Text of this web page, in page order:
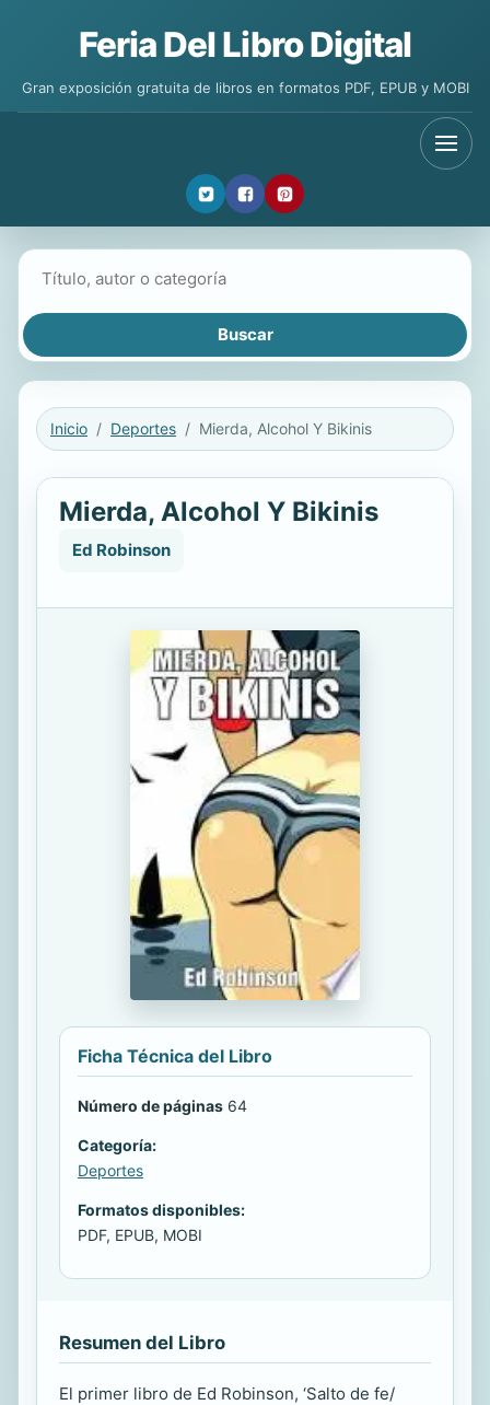
Feria Del Libro Digital
Gran exposición gratuita de libros en formatos PDF, EPUB y MOBI
Inicio Deportes Mierda, Alcohol Y Bikinis
Mierda, Alcohol Y Bikinis
Ed Robinson
Ficha Técnica del Libro
Número de páginas 64
Categoría:
Deportes
Formatos disponibles:
PDF, EPUB, MOBI
Resumen del Libro
El primer libro de Ed Robinson, ‘Salto de fe/